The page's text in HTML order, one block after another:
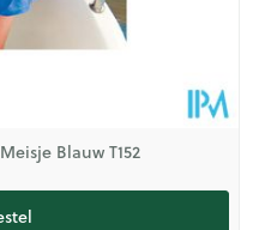
Blauw T152